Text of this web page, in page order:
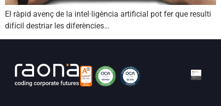
El ràpid avenç de la intel·ligència artificial pot fer que resulti
difícil destriar les diferències…